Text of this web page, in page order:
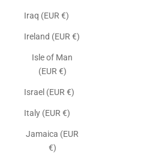
Iraq (EUR €)
Ireland (EUR €)
Isle of Man
(EUR €)
Israel (EUR €)
Italy (EUR €)
Jamaica (EUR
€)